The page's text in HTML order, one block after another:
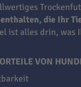
die Ihr
ist alles drin, was
VON